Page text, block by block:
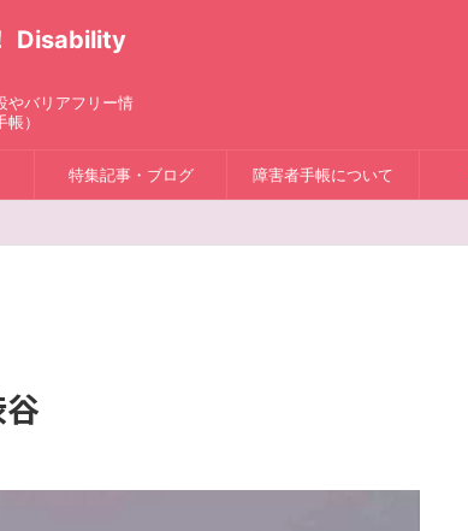
Disability
やバリアフリー情
）
特集記事・ブログ 障害者手帳について